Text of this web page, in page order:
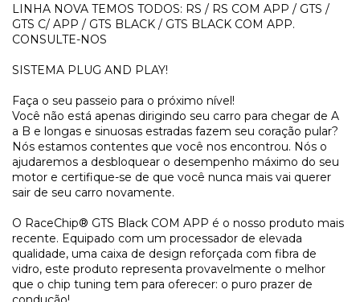
LINHA NOVA TEMOS TODOS: RS / RS COM APP / GTS /
GTS C/ APP / GTS BLACK / GTS BLACK COM APP.
CONSULTE-NOS
SISTEMA PLUG AND PLAY!
Faça o seu passeio para o próximo nível!
Você não está apenas dirigindo seu carro para chegar de A
a B e longas e sinuosas estradas fazem seu coração pular?
Nós estamos contentes que você nos encontrou. Nós o
ajudaremos a desbloquear o desempenho máximo do seu
motor e certifique-se de que você nunca mais vai querer
sair de seu carro novamente.
O RaceChip® GTS Black COM APP é o nosso produto mais
recente. Equipado com um processador de elevada
qualidade, uma caixa de design reforçada com fibra de
vidro, este produto representa provavelmente o melhor
que o chip tuning tem para oferecer: o puro prazer de